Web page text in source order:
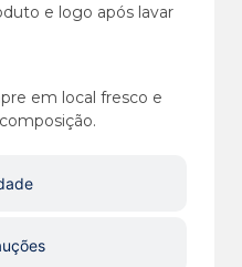
e logo após lavar
em local fresco e